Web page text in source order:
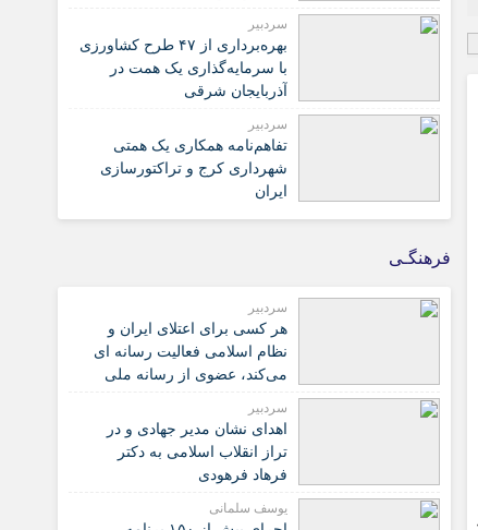
سردبیر
بهره‌برداری از ۴۷ طرح کشاورزی
با سرمایه‌گذاری یک همت در
آذربایجان شرقی
سردبیر
تفاهم‌نامه همکاری یک همتی
شهرداری کرج و تراکتورسازی
ایران
فرهنگـی
سردبیر
هر کسی برای اعتلای ایران و
نظام اسلامی فعالیت رسانه ای
می‌کند، عضوی از رسانه ملی
سردبیر
اهدای نشان مدیر جهادی و در
تراز انقلاب اسلامی به دکتر
فرهاد فرهودی
یوسف سلمانی